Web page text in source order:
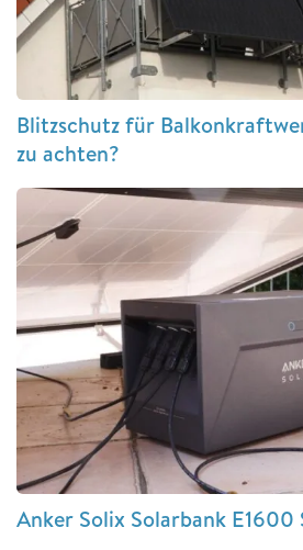
Blitzschutz für
zu achten?
Anker Solix Solarbank E1600